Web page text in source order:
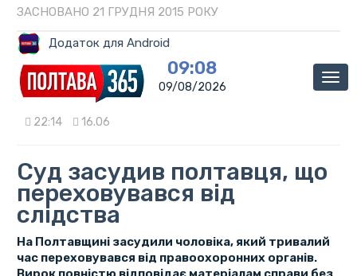
ЗАСНОВАНО 21 ГРУДНЯ 2015 РОКУ
Додаток для Android
09:08
09/08/2026
22:14 16.06
Суд засудив полтавця, що
переховувався від
слідства
На Полтавщині засудили чоловіка, який тривалий
час переховувався від правоохоронних органів.